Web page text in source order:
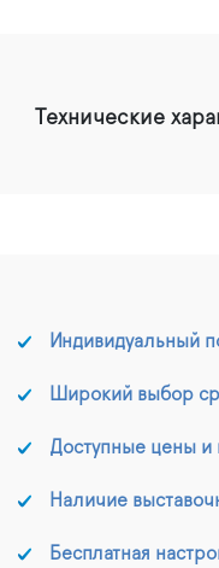
Технические
Индивидуальный
Широкий выбор
Доступные цены и
Наличие
Бесплатная